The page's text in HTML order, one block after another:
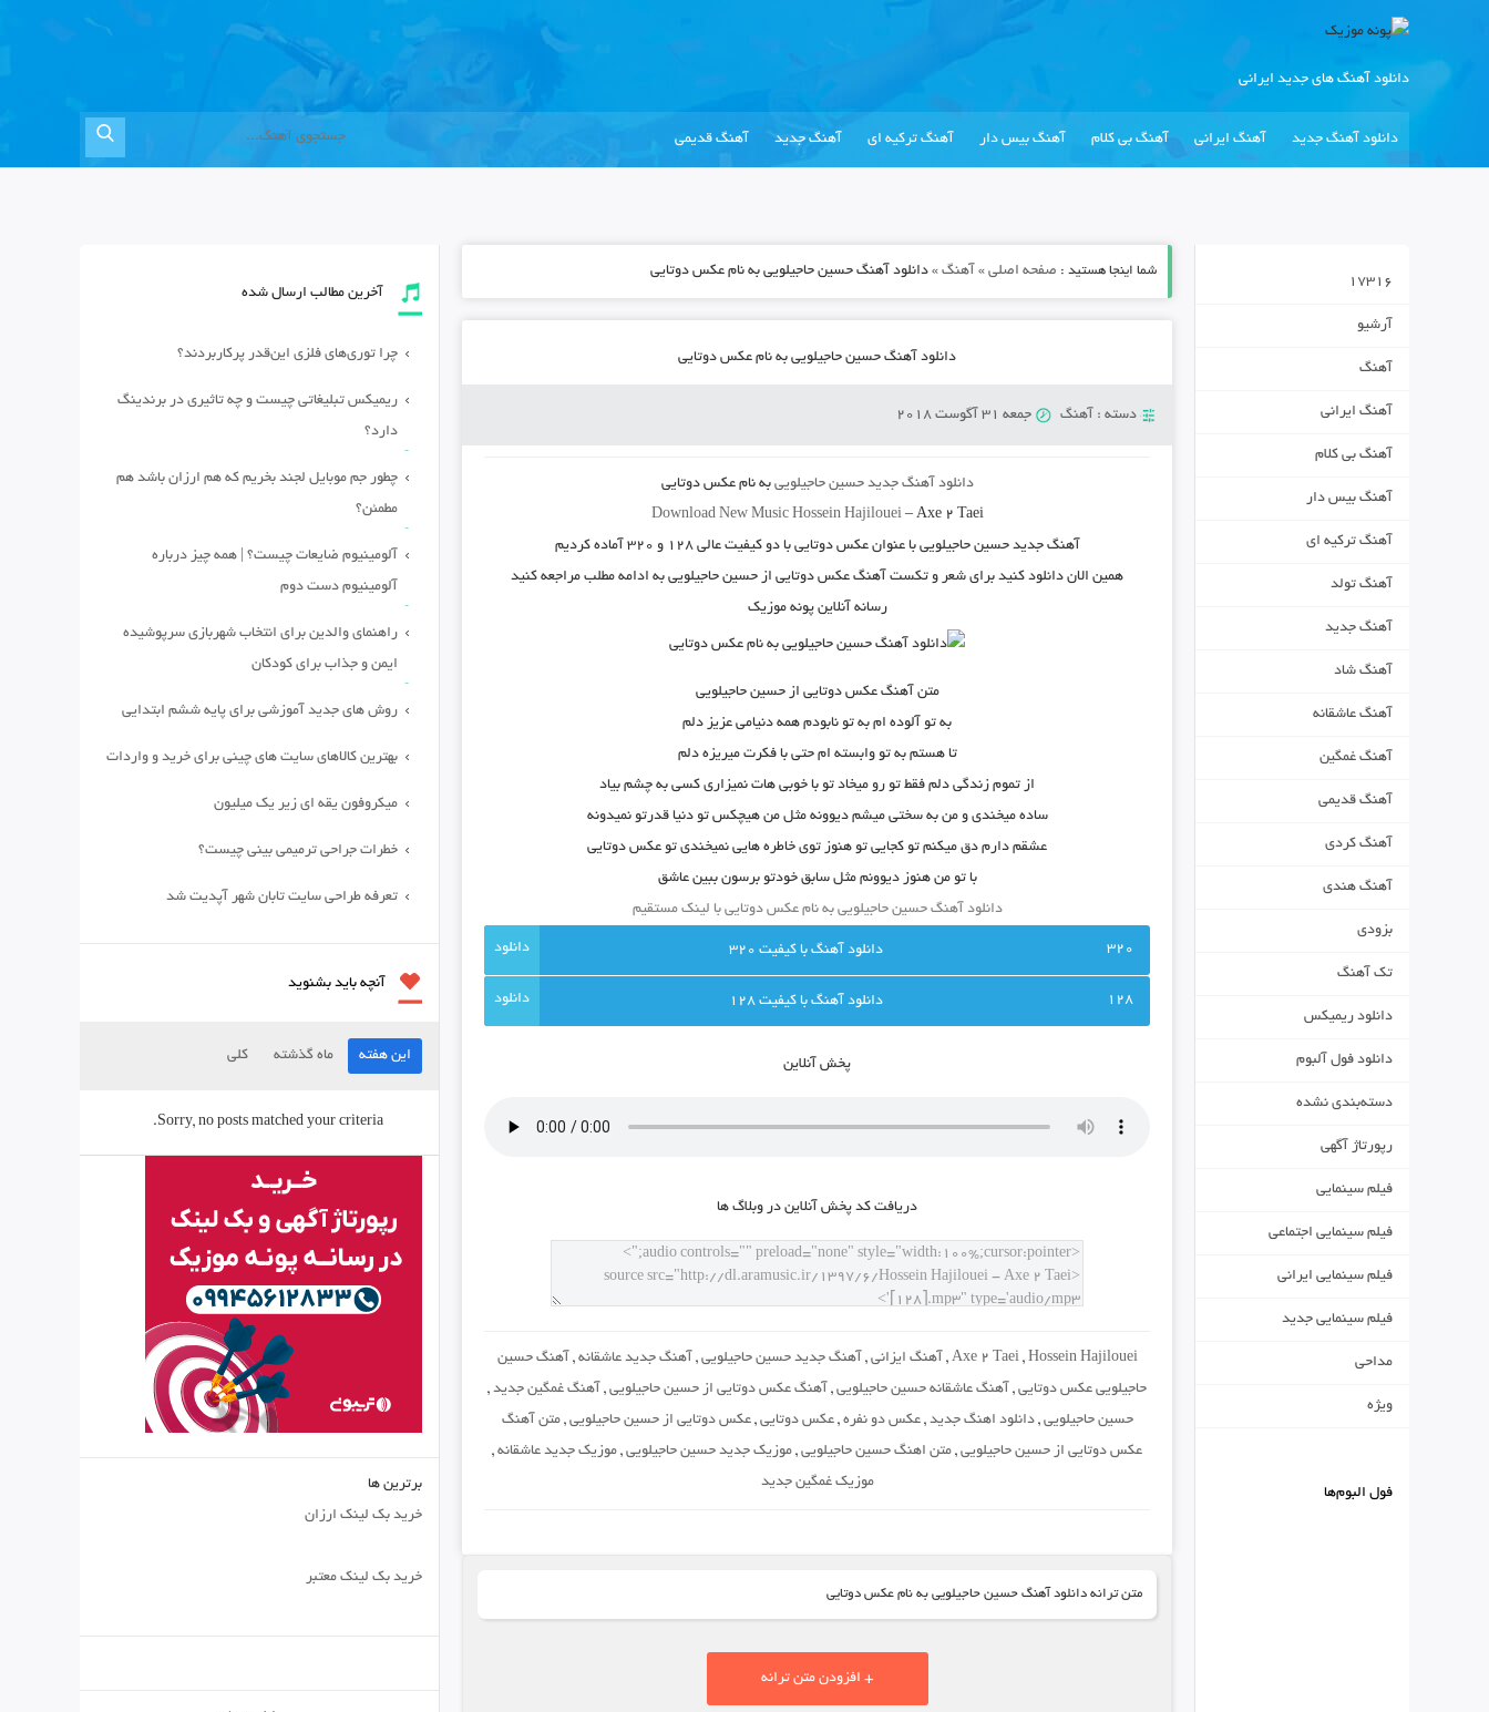
دانلود آهنگ های جدید ایرانی
دانلود آهنگ جدید آهنگ ایرانی آهنگ بی کلام آهنگ بیس دار آهنگ ترکیه ای آهنگ جدید آهنگ قدیمی
شما اینجا هستید : صفحه اصلی» آهنگ» دانلود آهنگ حسین حاجیلویی به نام عکس دوتایی
دانلود آهنگ حسین حاجیلویی به نام عکس دوتایی
دسته : آهنگ جمعه 31 آگوست 2018
دانلود آهنگ جدید حسین حاجیلویی به نامعکس دوتایی
Download New Music Hossein Hajilouei– Axe 2 Taei
آهنگ جدیدحسین حاجیلویی با عنوانعکس دوتایی با دو کیفیت عالی ۱۲۸ و ۳۲۰ آماده کردیم
همین الان دانلود کنید برای شعر و تکست آهنگ عکس دوتایی از حسین حاجیلویی به ادامه مطلب مراجعه کنید
رسانه آنلاین پونه موزیک
متن آهنگ عکس دوتایی از حسین حاجیلویی
به تو آلوده ام به تو نابودم همه دنیامی عزیز دلم
تا هستم به تو وابسته ام حتی با فکرت میریزه دلم
از تموم زندگی دلم فقط تو رو میخاد تو با خوبی هات نمیزاری کسی به چشم بیاد
ساده میخندی و من به سختی میشم دیوونه مثل من هیچکس تو دنیا قدرتو نمیدونه
عشقم دارم دق میکنم تو کجایی تو هنوز توی خاطره هایی نمیخندی تو عکس دوتایی
با تو من هنوز دیوونم مثل سابق خودتو برسون ببین عاشق
دانلود آهنگ حسین حاجیلویی به نام عکس دوتایی با لینک مستقیم
320 دانلود آهنگ با کيفيت 320
128 دانلود آهنگ با کيفيت 128
پخش آنلاين
دريافت کد پخش آنلاين در وبلاگ ها
Axe 2 Taei, Hossein Hajilouei
, آهنگ ایزانی , آهنگ جدید حسین حاجیلویی , آهنگ جدید عاشقانه , آهنگ حسین
حاجیلویی عکس دوتایی, آهنگ عاشقانه حسین حاجیلویی, آهنگ عکس دوتایی از حسین حاجیلویی, آهنگ غمگین جدید,
حسین حاجیلویی ,دانلود اهنگ جدید ,عکس دو نفره ,عکس دوتایی ,عکس دوتایی از حسین حاجیلویی ,متن آهنگ
عکس دوتایی از حسین حاجیلویی, متن اهنگ حسین حاجیلویی, موزیک جدید حسین حاجیلویی, موزیک جدید عاشقانه,
موزیک غمگین جدید
متن ترانه دانلود آهنگ حسین حاجیلویی به نام عکس دوتایی
+ افزودن متن ترانه
17316
آرشیو
آهنگ
آهنگ ایرانی
آهنگ بی کلام
آهنگ بیس دار
آهنگ ترکیه ای
آهنگ تولد
آهنگ جدید
آهنگ شاد
آهنگ عاشقانه
آهنگ غمگین
آهنگ قدیمی
آهنگ کردی
آهنگ هندی
بزودی
تک آهنگ
دانلود ریمیکس
دانلود فول آلبوم
دسته‌بندی نشده
رپورتاژ آگهی
فیلم سینمایی
فیلم سینمایی اجتماعی
فیلم سینمایی ایرانی
فیلم سینمایی جدید
مداحی
ویژه
فول البوم‌ها
آخرین مطالب ارسال شده
چرا توری‌های فلزی این‌قدر پرکاربردند؟
ریمیکس تبلیغاتی چیست و چه تاثیری در برندینگ
دارد؟
چطور جم موبایل لجند بخریم که هم ارزان باشد هم
مطمئن؟
آلومینیوم ضایعات چیست؟ | همه چیز درباره
آلومینیوم دست دوم
راهنمای والدین برای انتخاب شهربازی سرپوشیده
ایمن و جذاب برای کودکان
روش های جدید آموزشی برای پایه ششم ابتدایی
بهترین کالاهای سایت های چینی برای خرید و واردات
میکروفون یقه ای زیر یک میلیون
خطرات جراحی ترمیمی بینی چیست؟
تعرفه طراحی سایت تابان شهر آپدیت شد
آنچه باید بشنوید
این هفته ماه گذشته کلی
Sorry, no posts matched your criteria.
برترین ها
خرید بک لینک ارزان
خرید بک لینک معتبر